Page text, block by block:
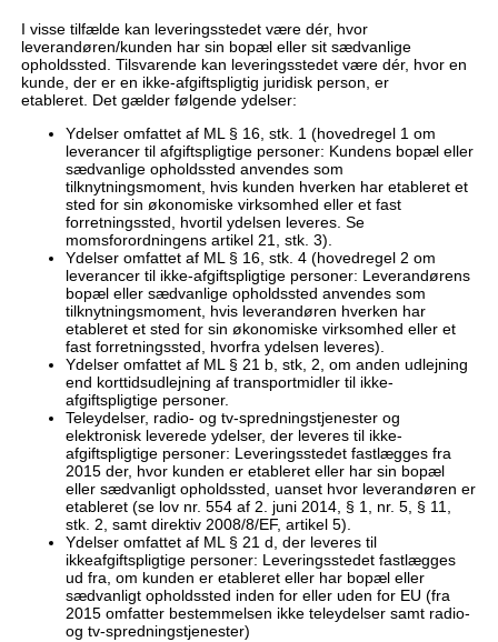
I visse tilfælde kan leveringsstedet være dér, hvor
leverandøren/kunden har sin bopæl eller sit sædvanlige
opholdssted. Tilsvarende kan leveringsstedet være dér, hvor en
kunde, der er en ikke-afgiftspligtig juridisk person, er
etableret. Det gælder følgende ydelser:
Ydelser omfattet af ML § 16, stk. 1 (hovedregel 1 om
leverancer til afgiftspligtige personer: Kundens bopæl eller
sædvanlige opholdssted anvendes som
tilknytningsmoment, hvis kunden hverken har etableret et
sted for sin økonomiske virksomhed eller et fast
forretningssted, hvortil ydelsen leveres. Se
momsforordningens artikel 21, stk. 3).
Ydelser omfattet af ML § 16, stk. 4 (hovedregel 2 om
leverancer til ikke-afgiftspligtige personer: Leverandørens
bopæl eller sædvanlige opholdssted anvendes som
tilknytningsmoment, hvis leverandøren hverken har
etableret et sted for sin økonomiske virksomhed eller et
fast forretningssted, hvorfra ydelsen leveres).
Ydelser omfattet af ML § 21 b, stk, 2, om anden udlejning
end korttidsudlejning af transportmidler til ikke-
afgiftspligtige personer.
Teleydelser, radio- og tv-spredningstjenester og
elektronisk leverede ydelser, der leveres til ikke-
afgiftspligtige personer: Leveringsstedet fastlægges fra
2015 der, hvor kunden er etableret eller har sin bopæl
eller sædvanligt opholdssted, uanset hvor leverandøren er
etableret (se lov nr. 554 af 2. juni 2014, § 1, nr. 5, § 11,
stk. 2, samt direktiv 2008/8/EF, artikel 5).
Ydelser omfattet af ML § 21 d, der leveres til
ikkeafgiftspligtige personer: Leveringsstedet fastlægges
ud fra, om kunden er etableret eller har bopæl eller
sædvanligt opholdssted inden for eller uden for EU (fra
2015 omfatter bestemmelsen ikke teleydelser samt radio-
og tv-spredningstjenester)